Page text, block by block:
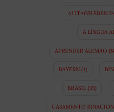
ALLTAGSLEBEN
A LÍNGUA
APRENDER ALEMÃO
BAYERN(4)
BRASIL(35)
CASAMENTO